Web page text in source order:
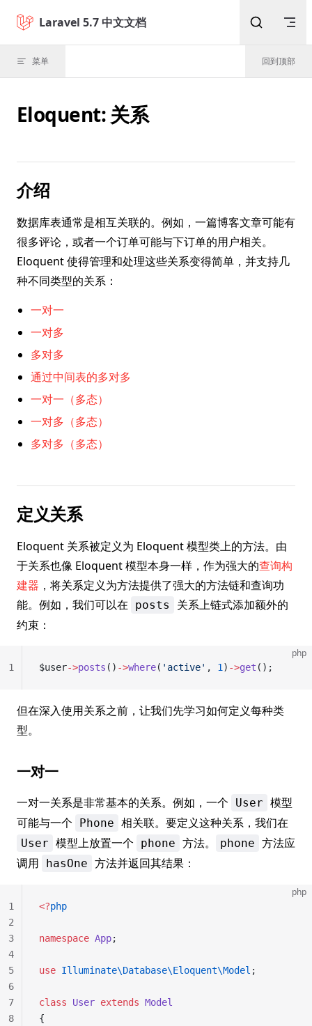
Skip to content
Laravel 5.7 中文文档
菜单 回到顶部
Eloquent: 关系
介绍
数据库表通常是相互关联的。例如，一篇博客文章可能有
很多评论，或者一个订单可能与下订单的用户相关。
Eloquent 使得管理和处理这些关系变得简单，并支持几
种不同类型的关系：
一对一
一对多
多对多
通过中间表的多对多
一对一（多态）
一对多（多态）
多对多（多态）
定义关系
Eloquent 关系被定义为 Eloquent 模型类上的方法。由
于关系也像 Eloquent 模型本身一样，作为强大的查询构
建器 ，将关系定义为方法提供了强大的方法链和查询功
能。例如，我们可以在
posts
关系上链式添加额外的
约束：
php
$user->posts () ->where( 'active' , 1 ) ->get ();
1
但在深入使用关系之前，让我们先学习如何定义每种类
型。
一对一
一对一关系是非常基本的关系。例如，一个 User 模型
可能与一个
Phone 相关联。要定义这种关系，我们在
User 模型上放置一个 phone 方法。 phone 方法应
调用
hasOne 方法并返回其结果：
php
<?php
namespace App;
use Illuminate\Database\Eloquent\Model ;
class User extends Model
{
1
2
3
4
5
6
7
8